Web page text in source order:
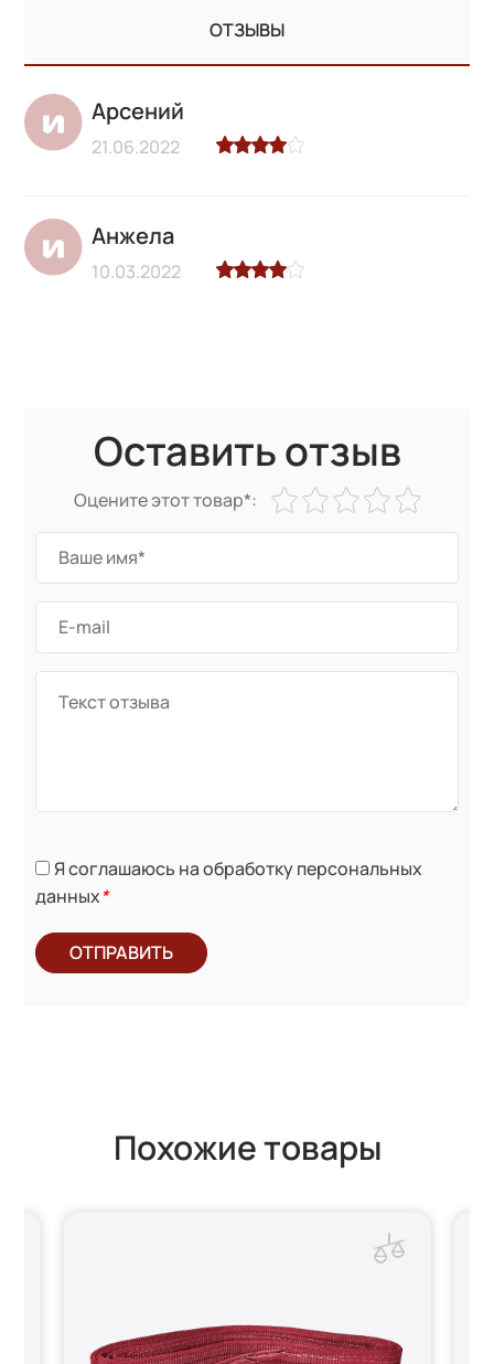
ОТЗЫВЫ
Арсений
21.06.2022
Анжела
10.03.2022
Оставить отзыв
Оцените этот товар*:
Я соглашаюсь на обработку персональных
данных*
ОТПРАВИТЬ
Похожие товары